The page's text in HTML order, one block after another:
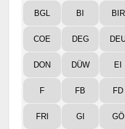
BGL BI BIR
COE DEG
DON DÜW EI
F FB FD
FRI GI GÖ